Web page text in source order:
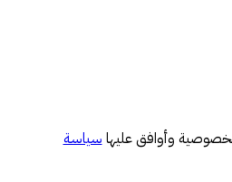
وأوافق عليها سياسة